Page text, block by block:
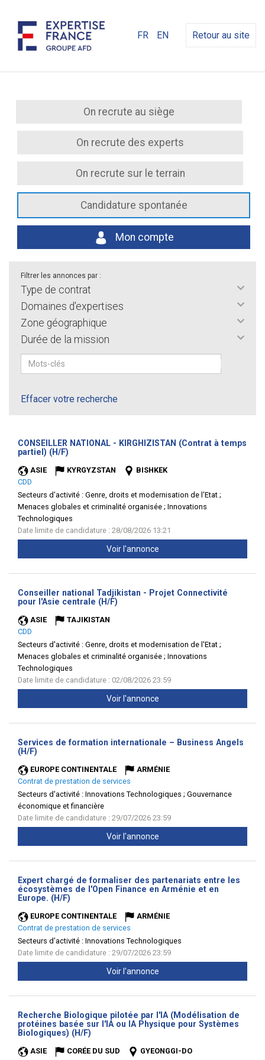
FR EN Retour au site
On recrute au siège
On recrute des experts
On recrute sur le terrain
Candidature spontanée
Mon compte
Filtrer les annonces par :
Type de contrat
Domaines d'expertises
Zone géographique
Durée de la mission
Effacer votre recherche
CONSEILLER NATIONAL - KIRGHIZISTAN (Contrat à temps
partiel) (H/F)
ASIE KYRGYZSTAN
BISHKEK
CDD
Secteurs d'activité : Genre, droits et modernisation de l'Etat ;
Menaces globales et criminalité organisée ; Innovations
Technologiques
Date limite de candidature : 28/08/2026 13:21
Voir l'annonce
Conseiller national Tadjikistan - Projet Connectivité
pour l'Asie centrale (H/F)
ASIE
TAJIKISTAN
CDD
Secteurs d'activité : Genre, droits et modernisation de l'Etat ;
Menaces globales et criminalité organisée ; Innovations
Technologiques
Date limite de candidature : 02/08/2026 23:59
Voir l'annonce
Services de formation internationale – Business Angels
(H/F)
EUROPE CONTINENTALE
ARMÉNIE
Contrat de prestation de services
Secteurs d'activité : Innovations Technologiques ; Gouvernance
économique et financière
Date limite de candidature : 29/07/2026 23:59
Voir l'annonce
Expert chargé de formaliser des partenariats entre les
écosystèmes de l'Open Finance en Arménie et en
Europe. (H/F)
EUROPE CONTINENTALE
ARMÉNIE
Contrat de prestation de services
Secteurs d'activité : Innovations Technologiques
Date limite de candidature : 29/07/2026 23:59
Voir l'annonce
Recherche Biologique pilotée par l'IA (Modélisation de
protéines basée sur l'IA ou IA Physique pour Systèmes
Biologiques) (H/F)
ASIE CORÉE DU SUD
GYEONGGI-DO